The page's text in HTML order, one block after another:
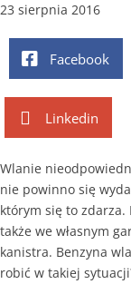
23 sierpnia 2016
Facebook
Linkedin
Wlanie
nie powinno się
którym się to zdarza.
także we własnym
kanistra. Benzyna
robić w takiej